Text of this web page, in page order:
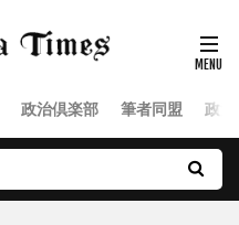
政治倶楽部 筆者同盟 政